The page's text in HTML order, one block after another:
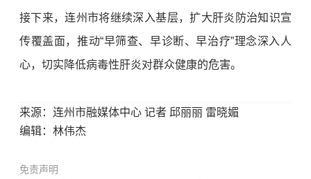
接下来，连州市将继续深入基层，扩大肝炎防治知识宣
传覆盖面，推动“早筛查、早诊断、早治疗”理念深入人
心，切实降低病毒性肝炎对群众健康的危害。
来源：连州市融媒体中心 记者 邱丽丽 雷晓媚
编辑：林伟杰
免责声明